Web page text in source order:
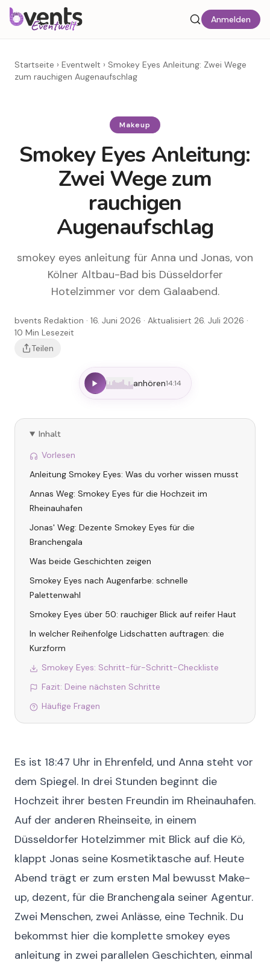
Anmelden
Startseite › Eventwelt › Smokey Eyes Anleitung: Zwei Wege
zum rauchigen Augenaufschlag
Makeup
Smokey Eyes Anleitung:
Zwei Wege zum
rauchigen
Augenaufschlag
smokey eyes anleitung für Anna und Jonas, von
Kölner Altbau-Bad bis Düsseldorfer
Hotelzimmer vor dem Galaabend.
bvents Redaktion · 16. Juni 2026 · Aktualisiert 26. Juli 2026 ·
10 Min Lesezeit
Teilen
anhören14:14
Inhalt
Vorlesen
Anleitung Smokey Eyes: Was du vorher wissen musst
Annas Weg: Smokey Eyes für die Hochzeit im
Rheinauhafen
Jonas' Weg: Dezente Smokey Eyes für die
Branchengala
Was beide Geschichten zeigen
Smokey Eyes nach Augenfarbe: schnelle
Palettenwahl
Smokey Eyes über 50: rauchiger Blick auf reifer Haut
In welcher Reihenfolge Lidschatten auftragen: die
Kurzform
Smokey Eyes: Schritt-für-Schritt-Checkliste
Fazit: Deine nächsten Schritte
Häufige Fragen
Es ist 18:47 Uhr in Ehrenfeld, und Anna steht vor
dem Spiegel. In drei Stunden beginnt die
Hochzeit ihrer besten Freundin im Rheinauhafen.
Auf der anderen Rheinseite, in einem
Düsseldorfer Hotelzimmer mit Blick auf die Kö,
klappt Jonas seine Kosmetiktasche auf. Heute
Abend trägt er zum ersten Mal bewusst Make-
up, dezent, für die Branchengala seiner Agentur.
Zwei Menschen, zwei Anlässe, eine Technik. Du
bekommst hier die komplette smokey eyes
anleitung in zwei parallelen Geschichten, einmal